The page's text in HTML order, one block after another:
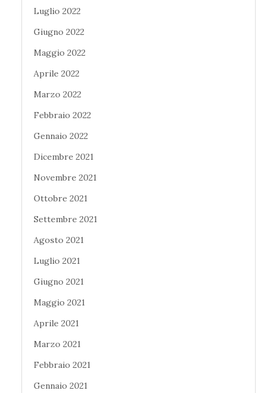
Luglio 2022
Giugno 2022
Maggio 2022
Aprile 2022
Marzo 2022
Febbraio 2022
Gennaio 2022
Dicembre 2021
Novembre 2021
Ottobre 2021
Settembre 2021
Agosto 2021
Luglio 2021
Giugno 2021
Maggio 2021
Aprile 2021
Marzo 2021
Febbraio 2021
Gennaio 2021